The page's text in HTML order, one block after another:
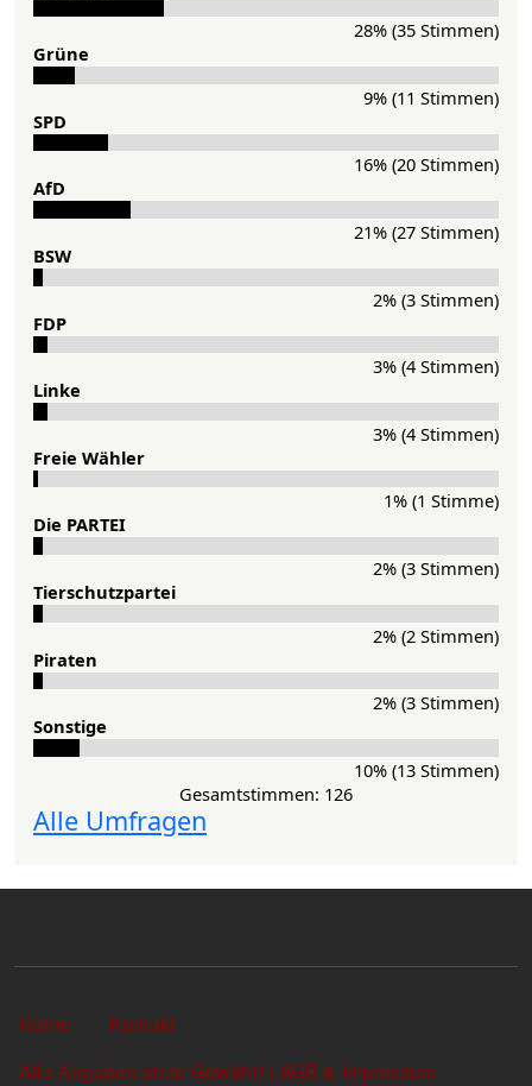
28% (35 Stimmen)
Grü­ne
9% (11 Stimmen)
SPD
16% (20 Stimmen)
AfD
21% (27 Stimmen)
BSW
2% (3 Stimmen)
FDP
3% (4 Stimmen)
Lin­ke
3% (4 Stimmen)
Freie Wähler
1% (1 Stimme)
Die PAR­TEI
2% (3 Stimmen)
Tier­schutz­partei
2% (2 Stimmen)
Pi­ra­ten
2% (3 Stimmen)
Sons­ti­ge
10% (13 Stimmen)
Gesamtstimmen: 126
Alle Umfragen
Sekundärlinks
Home
Kontakt
Alle Angaben ohne Gewähr! | AGB & Impressum